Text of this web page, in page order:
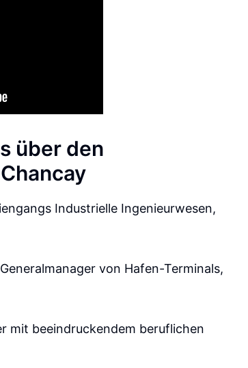
über den
Industrielle Ingenieurwesen,
von Hafen-Terminals,
mit beeindruckendem beruflichen